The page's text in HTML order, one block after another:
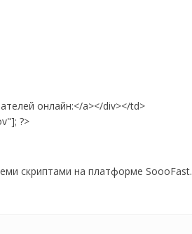
онлайн:</a></div></td>
?>
скриптами на платформе SoooFast.